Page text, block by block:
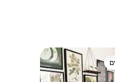
על ידי אורחים